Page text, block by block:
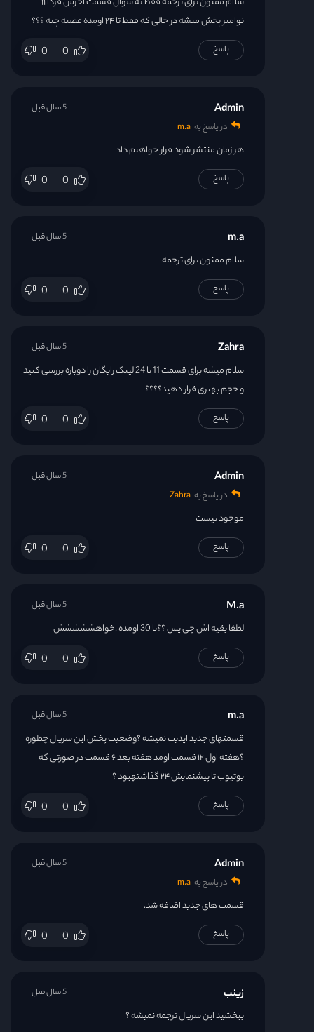
نوامبر پخش میشه در حالی که فقط تا ۲۴ اومده قضیه چیه ؟؟؟
0 0 پاسخ
Admin
در پاسخ به m.a
هر زمان منتشر شود قرار خواهیم داد
0 0
5 سال قبل
پاسخ
m.a
سلام ممنون برای ترجمه
0 0
5 سال قبل
پاسخ
Zahra
سلام میشه برای قسمت 11 تا 24 لینک رایگان را دوباره بررسی کنید
و حجم بهتری قرار دهید؟؟؟؟
0 0
5 سال قبل
پاسخ
Admin
در پاسخ به Zahra
موجود نیست
0 0
5 سال قبل
پاسخ
M.a
لطفا بقیه اش چی پس ؟؟تا 30 اومده .خواهششششش
0 0
5 سال قبل
پاسخ
m.a
قسمتهای جدید اپدیت نمیشه ؟وضعیت پخش این سریال چطوره
؟هفته اول ۱۲ قسمت اومد هفته بعد ۶ قسمت در صورتی که
یوتیوب تا پیشنمایش ۲۴ گذاشتهبود ؟
0 0
5 سال قبل
پاسخ
Admin
در پاسخ به m.a
قسمت های جدید اضافه شد.
0 0
5 سال قبل
پاسخ
زینب
ببخشید این سریال ترجمه نمیشه ؟
5 سال قبل